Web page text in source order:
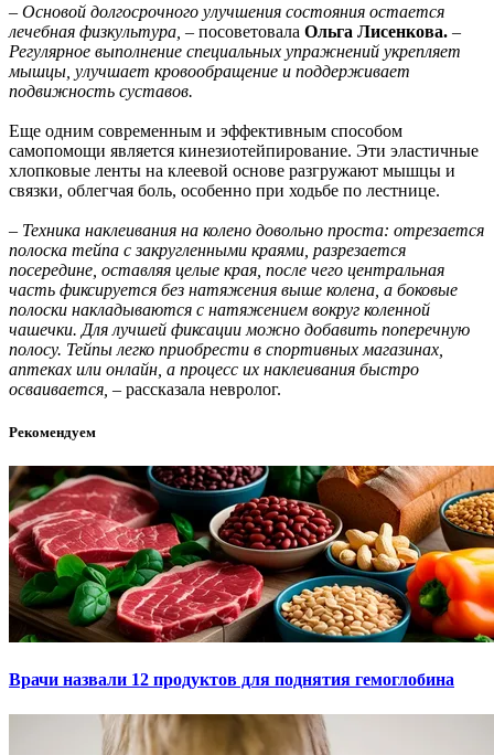
– Основой долгосрочного улучшения состояния остается
лечебная физкультура, – посоветовала Ольга Лисенкова. –
Регулярное выполнение специальных упражнений укрепляет
мышцы, улучшает кровообращение и поддерживает
подвижность суставов.
Еще одним современным и эффективным способом
самопомощи является кинезиотейпирование. Эти эластичные
хлопковые ленты на клеевой основе разгружают мышцы и
связки, облегчая боль, особенно при ходьбе по лестнице.
– Техника наклеивания на колено довольно проста: отрезается
полоска тейпа с закругленными краями, разрезается
посередине, оставляя целые края, после чего центральная
часть фиксируется без натяжения выше колена, а боковые
полоски накладываются с натяжением вокруг коленной
чашечки. Для лучшей фиксации можно добавить поперечную
полосу. Тейпы легко приобрести в спортивных магазинах,
аптеках или онлайн, а процесс их наклеивания быстро
осваивается, – рассказала невролог.
Рекомендуем
Врачи назвали 12 продуктов для поднятия гемоглобина